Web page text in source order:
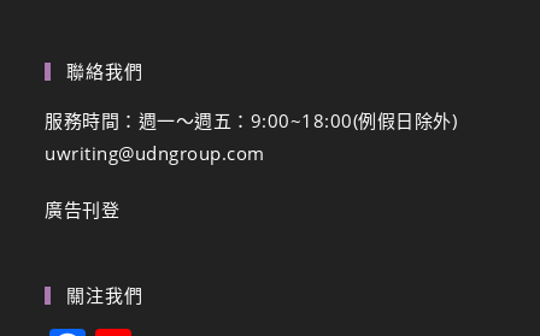
聯絡我們
服務時間：週一～週五：9:00~18:00(例假日除外)
uwriting@udngroup.com
廣告刊登
關注我們